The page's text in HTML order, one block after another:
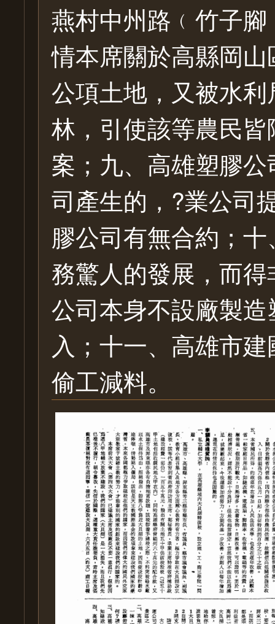
燕村中州路﹙竹子
情本席關於高縣岡
公項土地，又被水
林，引使該等農民
案；九、高雄塑膠
司產生的，?業公司
膠公司有無合約；
務驚人的發展，而
公司本身不設廠製
入；十一、高雄市
偷工減料。